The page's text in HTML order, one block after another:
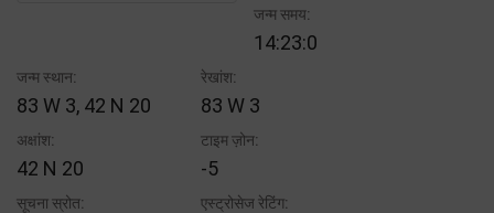
जन्म समय:
14:23:0
जन्म स्थान:
83 W 3, 42 N 20
रेखांश:
83 W 3
अक्षांश:
42 N 20
टाइम ज़ोन:
-5
सूचना स्रोत: एस्ट्रोसेज रेटिंग: